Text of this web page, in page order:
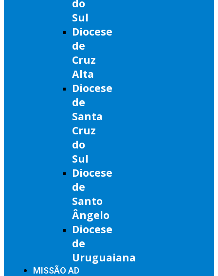
do
Sul
Diocese
de
Cruz
Alta
Diocese
de
Santa
Cruz
do
Sul
Diocese
de
Santo
Ângelo
Diocese
de
Uruguaiana
MISSÃO AD